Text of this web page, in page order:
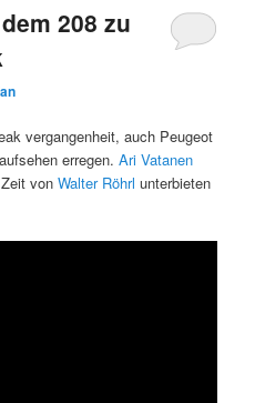
208 zu
vergangenheit, auch Peugeot
erregen.Ari Vatanen
Zeit vonWalter Röhrl unterbieten